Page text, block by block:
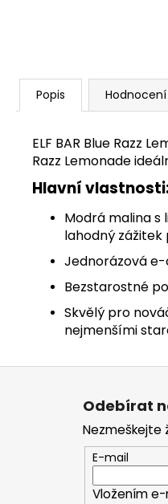
Popis Hodnocení
ELF BAR Blue Razz
Razz Lemonade
Hlavní
Modrá malina s
lahodný
Jednorázová
Bezstarostné
Skvělý pro
nejmenšími
Z
Odebírat
Nezmeškejte
E-mail
Vložením